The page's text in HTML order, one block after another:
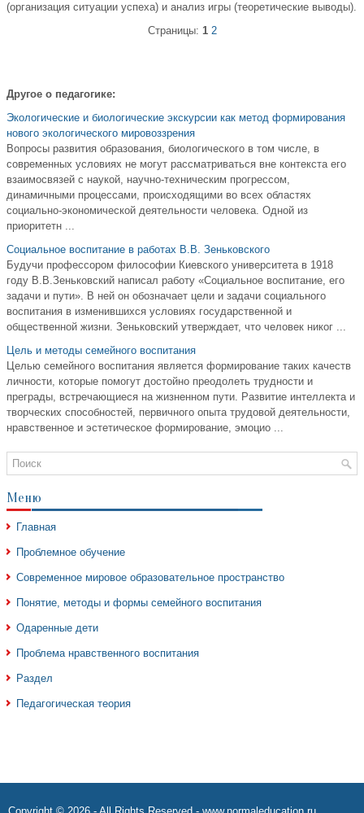
(организация ситуации успеха) и анализ игры (теоретические выводы).
Страницы: 1 2
Другое о педагогике:
Экологические и биологические экскурсии как метод формирования
нового экологического мировоззрения
Вопросы развития образования, биологического в том числе, в
современных условиях не могут рассматриваться вне контекста его
взаимосвязей с наукой, научно-техническим прогрессом,
динамичными процессами, происходящими во всех областях
социально-экономической деятельности человека. Одной из
приоритетн ...
Социальное воспитание в работах В.В. Зеньковского
Будучи профессором философии Киевского университета в 1918
году В.В.Зеньковский написал работу «Социальное воспитание, его
задачи и пути». В ней он обозначает цели и задачи социального
воспитания в изменившихся условиях государственной и
общественной жизни. Зеньковский утверждает, что человек никог ...
Цель и методы семейного воспитания
Целью семейного воспитания является формирование таких качеств
личности, которые помогут достойно преодолеть трудности и
преграды, встречающиеся на жизненном пути. Развитие интеллекта и
творческих способностей, первичного опыта трудовой деятельности,
нравственное и эстетическое формирование, эмоцио ...
Меню
Главная
Проблемное обучение
Современное мировое образовательное пространство
Понятие, методы и формы семейного воспитания
Одаренные дети
Проблема нравственного воспитания
Раздел
Педагогическая теория